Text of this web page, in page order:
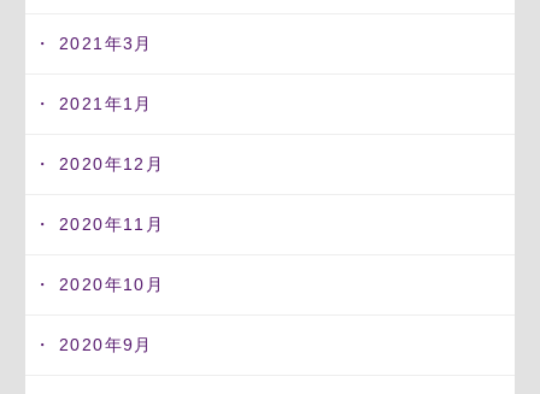
2021年3月
2021年1月
2020年12月
2020年11月
2020年10月
2020年9月